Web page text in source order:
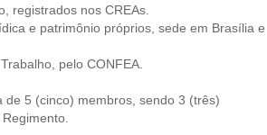
registrados nos CREAs.
e patrimônio próprios, sede em Brasília e
pelo CONFEA.
de 5 (cinco) membros, sendo 3 (três)